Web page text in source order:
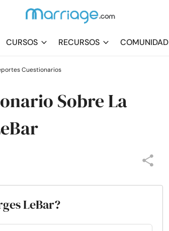
CURSOS RECURSOS COMUNIDAD
Cuestionarios
Sobre La
LeBar?